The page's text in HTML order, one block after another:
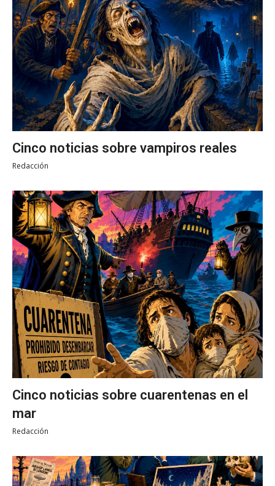
Cinco noticias sobre vampiros reales
Redacción
Cinco noticias sobre cuarentenas en el
mar
Redacción